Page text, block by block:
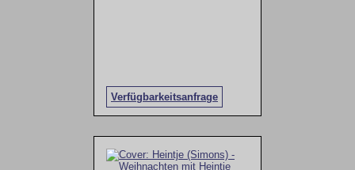
Verfügbarkeitsanfrage